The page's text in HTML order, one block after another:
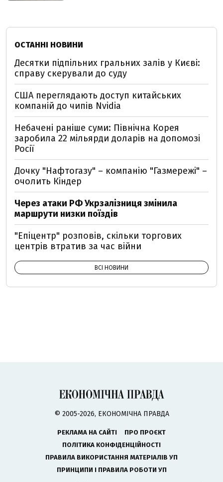
ОСТАННІ НОВИНИ
Десятки підпільних гральних залів у Києві:
справу скерували до суду
США переглядають доступ китайських
компаній до чипів Nvidia
Небачені раніше суми: Північна Корея
заробила 22 мільярди доларів на допомозі
Росії
Дочку "Нафтогазу" – компанію "Газмережі" –
очолить Кіндер
Через атаки РФ Укрзалізниця змінила
маршрути низки поїздів
"Епіцентр" розповів, скільки торгових
центрів втратив за час війни
ВСІ НОВИНИ
© 2005-2026, ЕКОНОМІЧНА ПРАВДА
РЕКЛАМА НА САЙТІ
ПРО ПРОЄКТ
ПОЛІТИКА КОНФІДЕНЦІЙНОСТІ
ПРАВИЛА ВИКОРИСТАННЯ МАТЕРІАЛІВ УП
ПРИНЦИПИ І ПРАВИЛА РОБОТИ УП